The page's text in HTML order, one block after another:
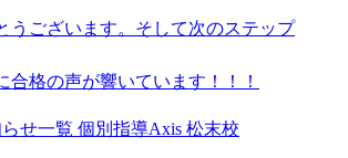
うございます。そして次のステップ
合格の声が響いています！！！
せ一覧 個別指導Axis 松末校